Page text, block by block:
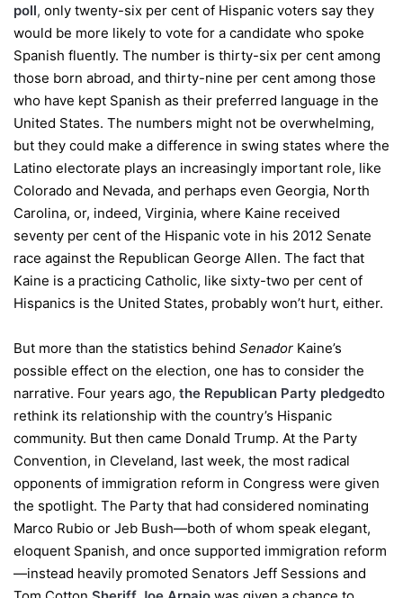
poll, only twenty-six per cent of Hispanic voters say they
would be more likely to vote for a candidate who spoke
Spanish fluently. The number is thirty-six per cent among
those born abroad, and thirty-nine per cent among those
who have kept Spanish as their preferred language in the
United States. The numbers might not be overwhelming,
but they could make a difference in swing states where the
Latino electorate plays an increasingly important role, like
Colorado and Nevada, and perhaps even Georgia, North
Carolina, or, indeed, Virginia, where Kaine received
seventy per cent of the Hispanic vote in his 2012 Senate
race against the Republican George Allen. The fact that
Kaine is a practicing Catholic, like sixty-two per cent of
Hispanics is the United States, probably won’t hurt, either.
But more than the statistics behind Senador Kaine’s
possible effect on the election, one has to consider the
narrative. Four years ago, the Republican Party pledgedto
rethink its relationship with the country’s Hispanic
community. But then came Donald Trump. At the Party
Convention, in Cleveland, last week, the most radical
opponents of immigration reform in Congress were given
the spotlight. The Party that had considered nominating
Marco Rubio or Jeb Bush—both of whom speak elegant,
eloquent Spanish, and once supported immigration reform
—instead heavily promoted Senators Jeff Sessions and